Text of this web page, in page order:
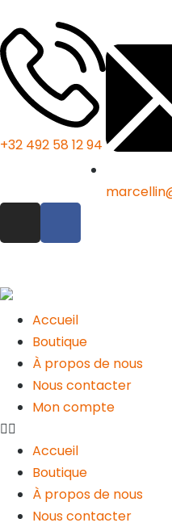
+32 492 58 12 94
Accueil
Boutique
À propos de nous
Nous contacter
Mon compte
Accueil
Boutique
À propos de nous
Nous contacter